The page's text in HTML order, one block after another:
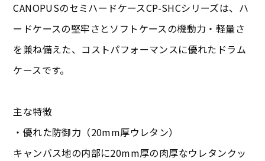
CANOPUSのセミハードケースCP-SHCシリーズは、ハ
ードケースの堅牢さとソフトケースの機動力・軽量さ
を兼ね備えた、コストパフォーマンスに優れたドラム
ケースです。
主な特徴
・優れた防御力（20mm厚ウレタン）
キャンバス地の内部に20mm厚の肉厚なウレタンクッ